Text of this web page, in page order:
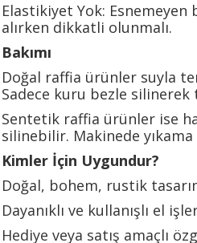
Elastikiyet Yok:
alırken dikkatli olunmalı.
Bakımı
Doğal raffia ürünler suyla
Sadece kuru bezle
Sentetik raffia ürünler ise
silinebilir. Makinede
Kimler İçin Uygundur?
Doğal, bohem, rustik
Dayanıklı ve kullanışlı el
Hediye veya satış amaçlı